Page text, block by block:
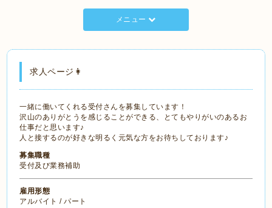
メニュー
求人ページ👩
一緒に働いてくれる受付さんを募集しています！
沢山のありがとうを感じることができる、とてもやりがいのあるお
仕事だと思います♪
人と接するのが好きな明るく元気な方をお待ちしております♪
募集職種
受付及び業務補助
雇用形態
アルバイト / パート